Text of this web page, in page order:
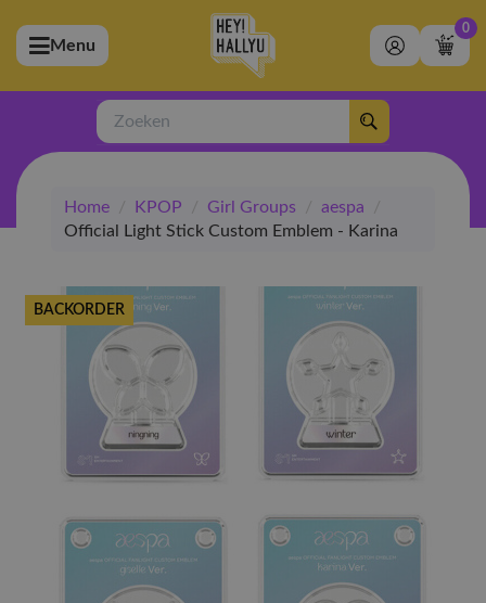
(Artiesten)
(Merchandise)
(Exclusive)
(Winkel)
Menu
0
Zoeken
Home / KPOP / Girl Groups / aespa
/
Official Light Stick Custom Emblem - Karina
BACKORDER